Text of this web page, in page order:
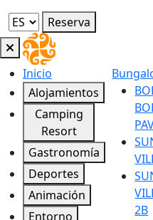
Reserva
Inicio
Alojamientos
Camping
Resort
Gastronomía
Deportes
Animación
Entorno
2B